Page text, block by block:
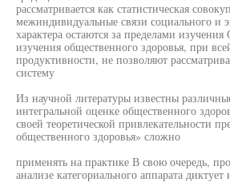
рассматривается как статистическая
межиндивидуальные связи социального и
характера остаются за пределами
изучения общественного здоровья, при
продуктивности, не позволяют
систему
Из научной литературы известны
интегральной оценке общественного
своей теоретической привлекательности
общественного здоровья» сложно
применять на практике В свою очередь,
анализе категориального аппарата диктует